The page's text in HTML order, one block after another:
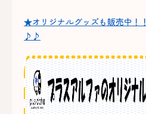
★オリジナルグッズも販売中！
♪♪